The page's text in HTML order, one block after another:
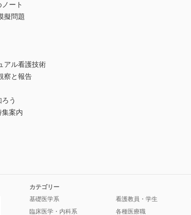
ート
擬問題
アル看護技術
察と報告
う
案内
カテゴリー
基礎医学系
臨床医学・内科系
看護教員・学生
各種医療職